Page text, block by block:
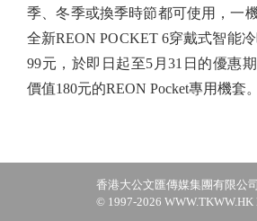
季、冬季或換季時節都可使用，一
全新REON POCKET 6穿戴式智能
99元，於即日起至5月31日的優惠
價值180元的REON Pocket專用機套。
香港大公文匯傳媒集團有限公
© 1997-2026 WWW.TKWW.HK